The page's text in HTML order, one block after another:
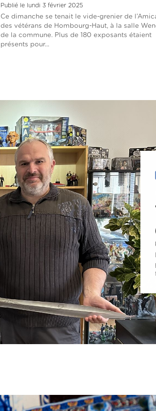
Publié le lundi 3 février 2025
Ce dimanche se tenait le vide-grenier de
des vétérans de Hombourg-Haut, à la salle
de la commune. Plus de 180 exposants étaient
présents pour...